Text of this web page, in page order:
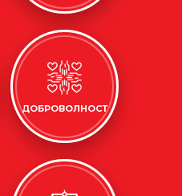
ДОБРОВОЛНОСТ